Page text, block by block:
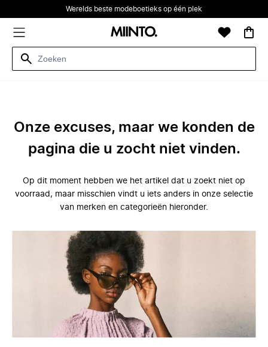
Werelds beste modeboetieks op één plek
Onze excuses, maar we konden de
pagina die u zocht niet vinden.
Op dit moment hebben we het artikel dat u zoekt niet op
voorraad, maar misschien vindt u iets anders in onze selectie
van merken en categorieën hieronder.